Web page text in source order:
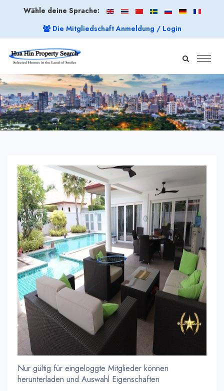
Wähle deine Sprache:
Die Mitgliedschaft Anmeldung / Login
Nur gültig für eingeloggte Mitglieder können
herunterladen und Auswahl Eigenschaften